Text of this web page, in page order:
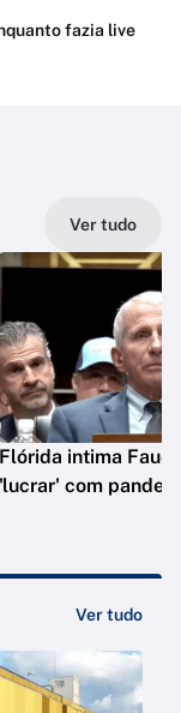
fazia live
Ver tudo
Flórida intima
'lucrar' com
Ver tudo